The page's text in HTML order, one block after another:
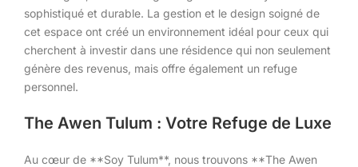
sophistiqué et durable. La gestion et le design soigné de
cet espace ont créé un environnement idéal pour ceux qui
cherchent à investir dans une résidence qui non seulement
génère des revenus, mais offre également un refuge
personnel.
The Awen Tulum : Votre Refuge de Luxe
Au cœur de **Soy Tulum**, nous trouvons **The Awen